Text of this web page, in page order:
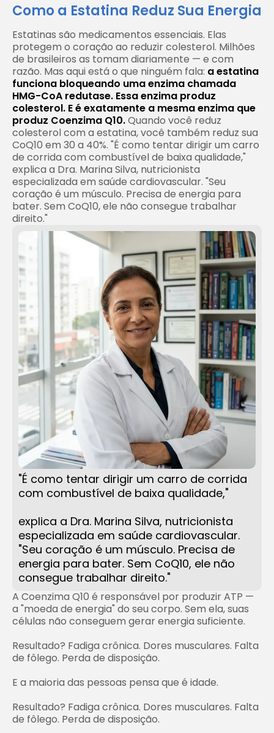
Como a Estatina Reduz Sua Energia
Estatinas são medicamentos essenciais. Elas
protegem o coração ao reduzir colesterol. Milhões
de brasileiros as tomam diariamente — e com
razão. Mas aqui está o que ninguém fala: a estatina
funciona bloqueando uma enzima chamada
HMG-CoA redutase. Essa enzima produz
colesterol. E é exatamente a mesma enzima que
produz Coenzima Q10.Quando você reduz
colesterol com a estatina, você também reduz sua
CoQ10 em 30 a 40%. "É como tentar dirigir um carro
de corrida com combustível de baixa qualidade,"
explica a Dra. Marina Silva, nutricionista
especializada em saúde cardiovascular. "Seu
coração é um músculo. Precisa de energia para
bater. Sem CoQ10, ele não consegue trabalhar
direito."
"É como tentar dirigir um carro de corrida
com combustível de baixa qualidade,"
explica a Dra. Marina Silva, nutricionista
especializada em saúde cardiovascular.
"Seu coração é um músculo. Precisa de
energia para bater. Sem CoQ10, ele não
consegue trabalhar direito."
A Coenzima Q10 é responsável por produzir ATP —
a "moeda de energia" do seu corpo. Sem ela, suas
células não conseguem gerar energia suficiente.
Resultado? Fadiga crônica. Dores musculares. Falta
de fôlego. Perda de disposição.
E a maioria das pessoas pensa que é idade.
Resultado? Fadiga crônica. Dores musculares. Falta
de fôlego. Perda de disposição.